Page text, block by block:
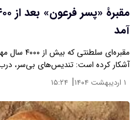
آمد
مقبره‌ای
آشکار کرده است: تندیس‌های بی‌سر،
۱ اردیبهشت ۱۴۰۴ | ۱۵:۲۴